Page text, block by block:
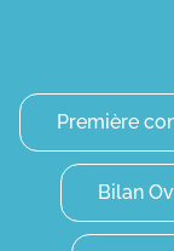
Première
Bilan